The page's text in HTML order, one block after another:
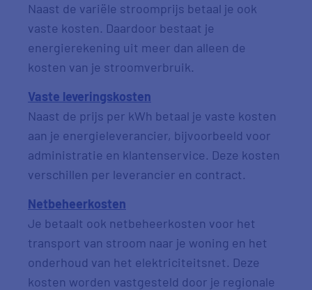
Naast de variële stroomprijs betaal je ook
vaste kosten. Daardoor bestaat je
energierekening uit meer dan alleen de
kosten van je stroomverbruik.
Vaste leveringskosten
Naast de prijs per kWh betaal je vaste kosten
aan je energieleverancier, bijvoorbeeld voor
administratie en klantenservice. Deze kosten
verschillen per leverancier en contract.
Netbeheerkosten
Je betaalt ook netbeheerkosten voor het
transport van stroom naar je woning en het
onderhoud van het elektriciteitsnet. Deze
kosten worden vastgesteld door je regionale